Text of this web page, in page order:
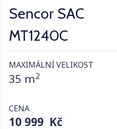
Sencor SAC
MT1240C
MAXIMÁLNÍ VELIKOST
35 m2
CENA
10 999 Kč